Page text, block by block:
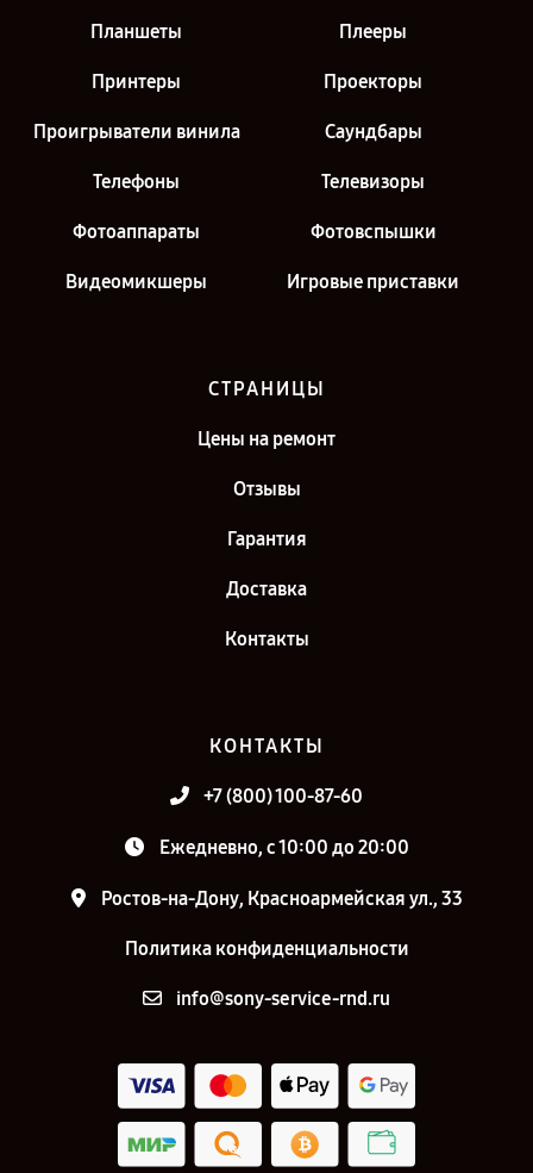
Планшеты Плееры
Принтеры Проекторы
Проигрыватели винила Саундбары
Телефоны Телевизоры
Фотоаппараты Фотовспышки
Видеомикшеры Игровые приставки
СТРАНИЦЫ
Цены на ремонт
Отзывы
Гарантия
Доставка
Контакты
КОНТАКТЫ
+7 (800) 100-87-60
Ежедневно, с 10:00 до 20:00
Ростов-на-Дону, Красноармейская ул., 33
Политика конфиденциальности
info@sony-service-rnd.ru